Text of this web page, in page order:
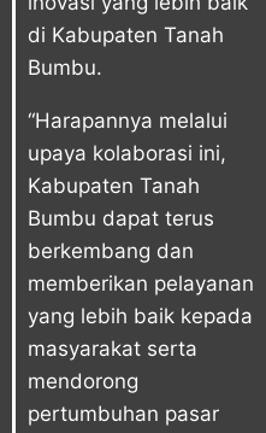
di Kabupaten Tanah
Bumbu.
“Harapannya melalui
upaya kolaborasi ini,
Kabupaten Tanah
Bumbu dapat terus
berkembang dan
memberikan pelayanan
yang lebih baik kepada
masyarakat serta
mendorong
pertumbuhan pasar